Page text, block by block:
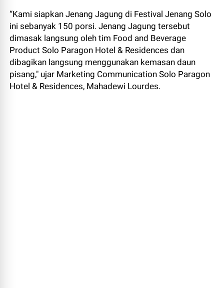
“Kami siapkan Jenang Jagung di Festival Jenang Solo
ini sebanyak 150 porsi. Jenang Jagung tersebut
dimasak langsung oleh tim Food and Beverage
Product Solo Paragon Hotel & Residences dan
dibagikan langsung menggunakan kemasan daun
pisang," ujar Marketing Communication Solo Paragon
Hotel & Residences, Mahadewi Lourdes.